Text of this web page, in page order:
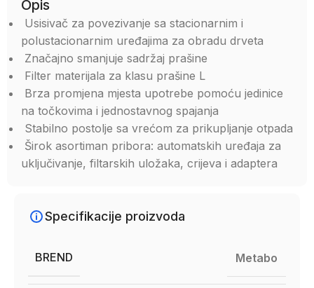
Opis
Usisivač za povezivanje sa stacionarnim i
polustacionarnim uređajima za obradu drveta
Značajno smanjuje sadržaj prašine
Filter materijala za klasu prašine L
Brza promjena mjesta upotrebe pomoću jedinice
na točkovima i jednostavnog spajanja
Stabilno postolje sa vrećom za prikupljanje otpada
Širok asortiman pribora: automatskih uređaja za
uključivanje, filtarskih uložaka, crijeva i adaptera
Specifikacije proizvoda
BREND Metabo